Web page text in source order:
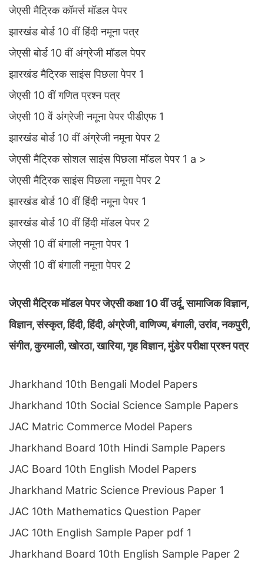
जेएसी मैट्रिक कॉमर्स मॉडल पेपर
झारखंड बोर्ड 10 वीं हिंदी नमूना पत्र
जेएसी बोर्ड 10 वीं अंग्रेजी मॉडल पेपर
झारखंड मैट्रिक साइंस पिछला पेपर 1
जेएसी 10 वीं गणित प्रश्न पत्र
जेएसी 10 वें अंग्रेजी नमूना पेपर पीडीएफ 1
झारखंड बोर्ड 10 वीं अंग्रेजी नमूना पेपर 2
जेएसी मैट्रिक सोशल साइंस पिछला मॉडल पेपर 1 a >
जेएसी मैट्रिक साइंस पिछला नमूना पेपर 2
झारखंड बोर्ड 10 वीं हिंदी नमूना पेपर 1
झारखंड बोर्ड 10 वीं हिंदी मॉडल पेपर 2
जेएसी 10 वीं बंगाली नमूना पेपर 1
जेएसी 10 वीं बंगाली नमूना पेपर 2
जेएसी मैट्रिक मॉडल पेपर जेएसी कक्षा 10 वीं उर्दू, सामाजिक विज्ञान,
विज्ञान, संस्कृत, हिंदी, हिंदी, अंग्रेजी, वाणिज्य, बंगाली, उरांव, नकपुरी,
संगीत, कुरमाली, खोरठा, खारिया, गृह विज्ञान, मुंडेर परीक्षा प्रश्न पत्र
Jharkhand 10th Bengali Model Papers
Jharkhand 10th Social Science Sample Papers
JAC Matric Commerce Model Papers
Jharkhand Board 10th Hindi Sample Papers
JAC Board 10th English Model Papers
Jharkhand Matric Science Previous Paper 1
JAC 10th Mathematics Question Paper
JAC 10th English Sample Paper pdf 1
Jharkhand Board 10th English Sample Paper 2